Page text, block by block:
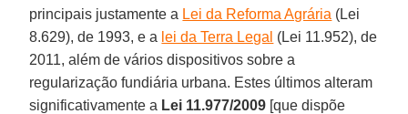
principais justamente a Lei da Reforma Agrária (Lei
8.629), de 1993, e a lei da Terra Legal (Lei 11.952), de
2011, além de vários dispositivos sobre a
regularização fundiária urbana. Estes últimos alteram
significativamente a Lei 11.977/2009 [que dispõe